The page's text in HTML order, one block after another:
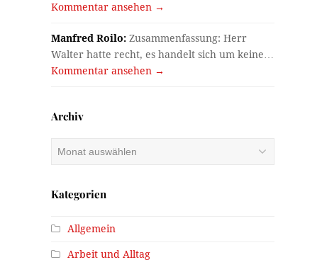
Kommentar ansehen →
Manfred Roilo: Zusammenfassung: Herr
Walter hatte recht, es handelt sich um keine…
Kommentar ansehen →
Archiv
Kategorien
Allgemein
Arbeit und Alltag